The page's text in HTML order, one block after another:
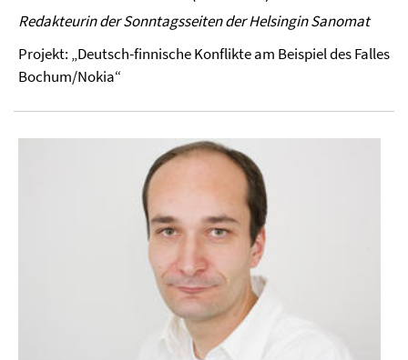
Redakteurin der Sonntagsseiten der Helsingin Sanomat
Projekt: „Deutsch-finnische Konflikte am Beispiel des Falles
Bochum/Nokia“